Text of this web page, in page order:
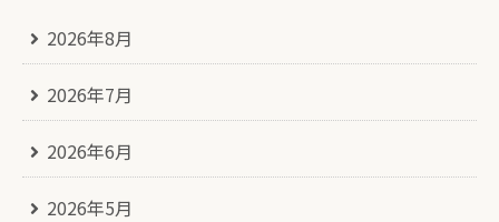
2026年8月
2026年7月
2026年6月
2026年5月